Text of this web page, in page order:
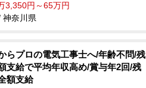
3,350円～65万円
神奈川県
らプロの電気工事士へ/年齢不問/残
支給で平均年収高め/賞与年2回/残
額支給